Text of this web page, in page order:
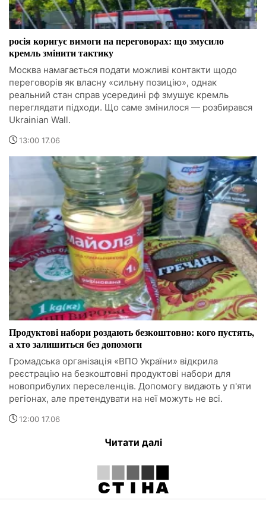
росія коригує вимоги на переговорах: що змусило
кремль змінити тактику
Москва намагається подати можливі контакти щодо
переговорів як власну «сильну позицію», однак
реальний стан справ усередині рф змушує кремль
переглядати підходи. Що саме змінилося — розбирався
Ukrainian Wall.
13:00 17.06
Продуктові набори роздають безкоштовно: кого пустять,
а хто залишиться без допомоги
Громадська організація «ВПО України» відкрила
реєстрацію на безкоштовні продуктові набори для
новоприбулих переселенців. Допомогу видають у п'яти
регіонах, але претендувати на неї можуть не всі.
12:00 17.06
Читати далі